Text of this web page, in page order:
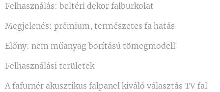
Felhasználás: beltéri dekor falburkolat
Megjelenés: prémium, természetes fa hatás
Előny: nem műanyag borítású tömegmodell
Felhasználási területek
A fafurnér akusztikus falpanel kiváló választás TV fal